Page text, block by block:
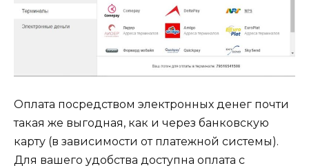
Оплата посредством электронных денег почти
такая же выгодная, как и через банковскую
карту (в зависимости от платежной системы).
Для вашего удобства доступна оплата с